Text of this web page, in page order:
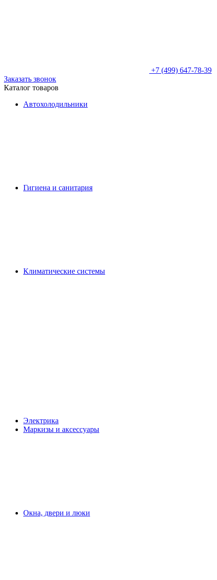
+7 (499) 647-78-39
Заказать звонок
Каталог товаров
Автохолодильники
Гигиена и санитария
Климатические системы
Электрика
Маркизы и аксессуары
Окна, двери и люки